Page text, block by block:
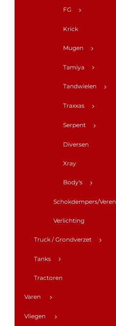
FG
Krick
Mugen
Tamiya
Tandwielen
Traxxas
Serpent
Diversen
Xray
Body's
Schokdempers/Veren
Verlichting
Truck / Grondverzet
Tanks
Tractoren
Varen
Vliegen